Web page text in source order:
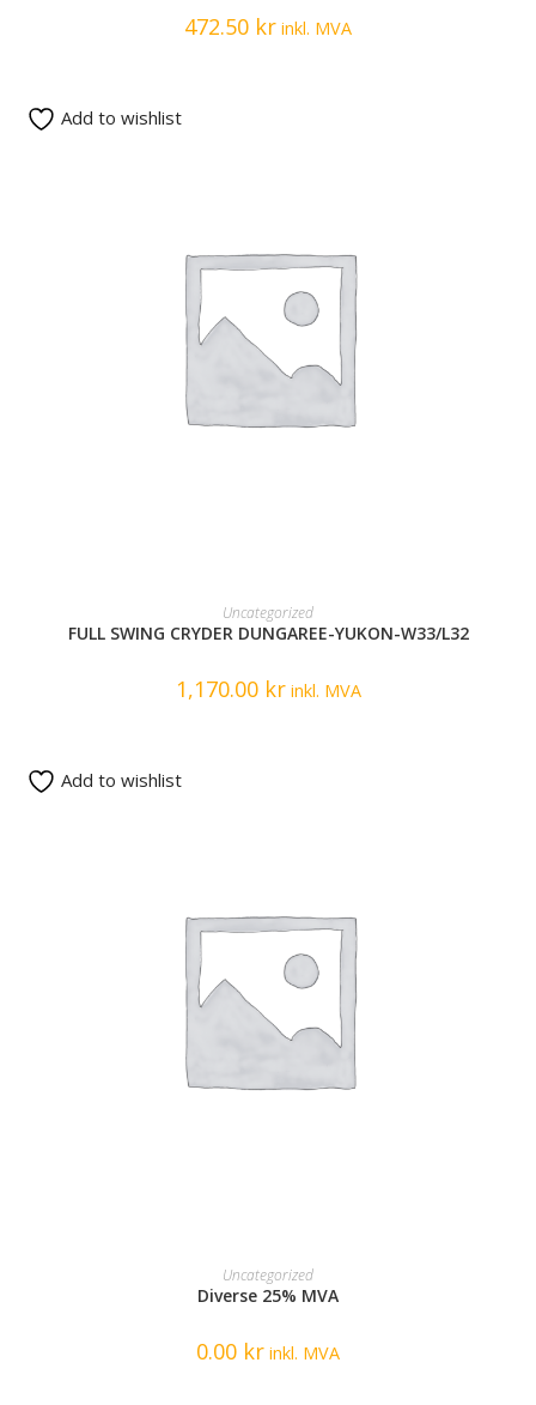
472.50 kr inkl. MVA
READ MORE
Uncategorized
FULL SWING CRYDER DUNGAREE-YUKON-W33/L32
1,170.00 krinkl. MVA
Add to wishlist
READ MORE
Uncategorized
Diverse 25% MVA
0.00 kr inkl. MVA
Add to wishlist